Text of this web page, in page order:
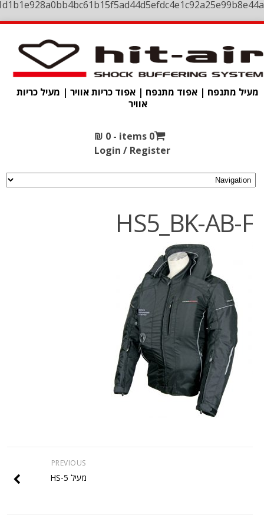
מעיל מתנפח | אפוד מתנפח | אפוד כריות אוויר | מעיל כריות
אוויר
0 items -
₪ 0
Login / Register
HS5_BK-AB-F
PREVIOUS
מעיל HS-5